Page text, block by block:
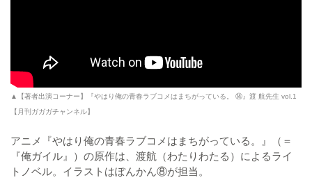
▲【著者出演コーナー】『やはり俺の青春ラブコメはまちがっている。 ⑭』渡 航先生 vol.1
【月刊ガガガチャンネル】
アニメ『やはり俺の青春ラブコメはまちがっている。』（＝
『俺ガイル』）の原作は、渡航（わたりわたる）によるライ
トノベル。イラストはぽんかん⑧が担当。